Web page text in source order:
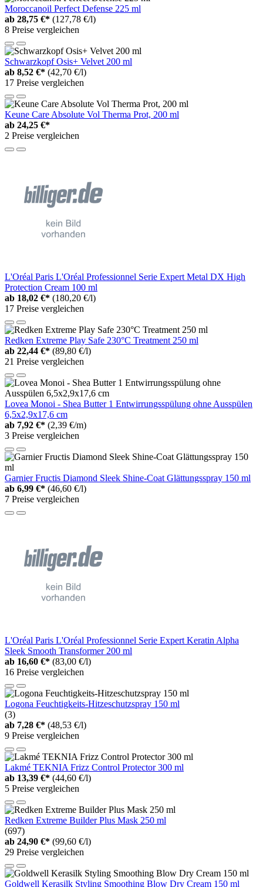
Moroccanoil Perfect Defense 225 ml
ab 28,75 €* (127,78 €/l)
8 Preise vergleichen
Schwarzkopf Osis+ Velvet 200 ml
ab 8,52 €* (42,70 €/l)
17 Preise vergleichen
Keune Care Absolute Vol Therma Prot, 200 ml
ab 24,25 €*
2 Preise vergleichen
L'Oréal Paris L'Oréal Professionnel Serie Expert Metal DX High
Protection Cream 100 ml
ab 18,02 €* (180,20 €/l)
17 Preise vergleichen
Redken Extreme Play Safe 230°C Treatment 250 ml
ab 22,44 €* (89,80 €/l)
21 Preise vergleichen
Lovea Monoi - Shea Butter 1 Entwirrungsspülung ohne Ausspülen
6,5x2,9x17,6 cm
ab 7,92 €* (2,39 €/m)
3 Preise vergleichen
Garnier Fructis Diamond Sleek Shine-Coat Glättungsspray 150 ml
ab 6,99 €* (46,60 €/l)
7 Preise vergleichen
L'Oréal Paris L'Oréal Professionnel Serie Expert Keratin Alpha
Sleek Smooth Transformer 200 ml
ab 16,60 €* (83,00 €/l)
16 Preise vergleichen
Logona Feuchtigkeits-Hitzeschutzspray 150 ml
(3)
ab 7,28 €* (48,53 €/l)
9 Preise vergleichen
Lakmé TEKNIA Frizz Control Protector 300 ml
ab 13,39 €* (44,60 €/l)
5 Preise vergleichen
Redken Extreme Builder Plus Mask 250 ml
(697)
ab 24,90 €* (99,60 €/l)
29 Preise vergleichen
Goldwell Kerasilk Styling Smoothing Blow Dry Cream 150 ml